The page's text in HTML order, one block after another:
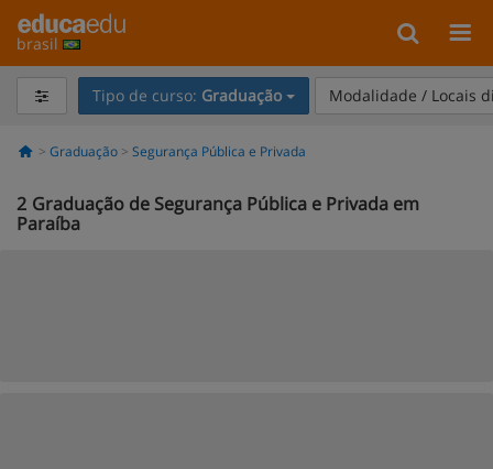
brasil
Tipo de curso: Graduação Modalidade / Locais
Graduação Segurança Pública e Privada
2 Graduação de Segurança Pública e Privada em
Paraíba